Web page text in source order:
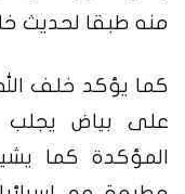
منه طبقا لحديث
كما يؤكد خلف
على بياض يجلب
المؤكدة كما